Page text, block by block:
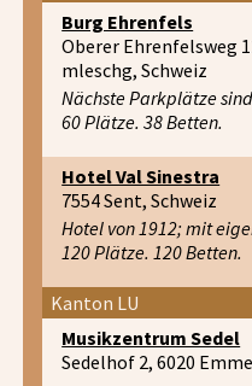
Burg Ehrenfels
Oberer Ehrenfelsweg
mleschg, Schweiz
Nächste Parkplätze
60 Plätze. 38 Betten.
Hotel Val Sinestra
7554 Sent, Schweiz
Hotel von 1912; mit
120 Plätze. 120 Betten.
Kanton LU
Musikzentrum Sedel
Sedelhof 2, 6020